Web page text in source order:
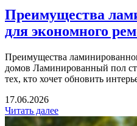
Преимущества
для экономного
Преимущества
домов Ламинированный пол
тех, кто хочет обновить
17.06.2026
Читать далее